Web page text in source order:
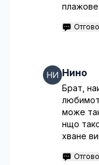
Нино
Брат,
може
нщо
хване